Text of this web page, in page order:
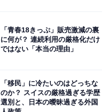
「青春18きっぷ」販売激減の裏
に何が？ 連続利用の厳格化だけ
ではない「本当の理由」
「移民」に冷たいのはどっちな
のか？ スイスの厳格過ぎる学歴
選別と、日本の曖昧過ぎる外国